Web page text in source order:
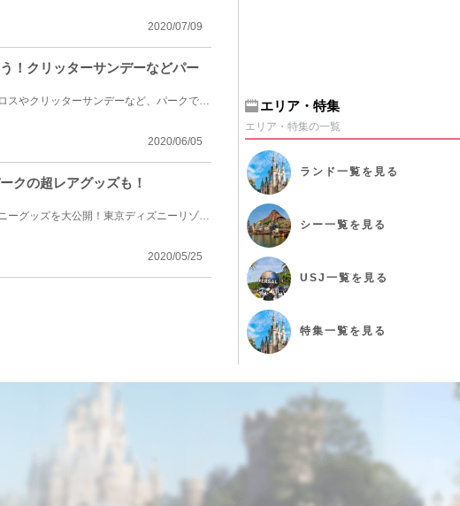
2020/07/09
！クリッターサンデーなどパー
ディズニーチュロスの再現レシピをご紹介！シナモンチュロスやクリッターサンデーなど、パークで食べら...
2020/06/05
クの超レアグッズも！
自他共に認めるディズニーマニアの筆者所有のお宝ディズニーグッズを大公開！東京ディズニーリゾートや...
2020/05/25
エリア・特集
エリア・特集の一覧
ランド 一覧を見る
シー一覧を見る
USJ 一覧を見る
特集一覧を見る